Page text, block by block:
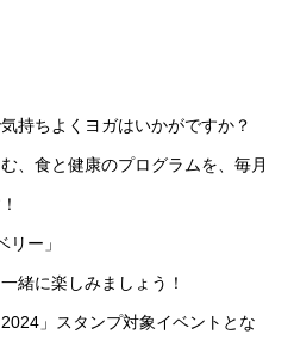
持ちよくヨガはいかがですか？
、食と健康のプログラムを、毎月
ー」
緒に楽しみましょう！
」スタンプ対象イベントとな